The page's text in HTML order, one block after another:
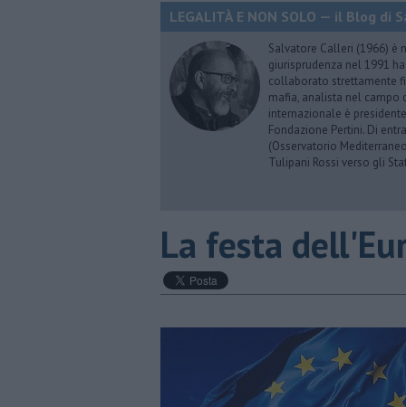
LEGALITÀ E NON SOLO — il Blog di
Salvatore Calleri (1966) è
giurisprudenza nel 1991
collaborato strettamente
mafia, analista nel campo
internazionale è
Fondazione Pertini. Di
(Osservatorio
Tulipani Rossi verso gli
La festa